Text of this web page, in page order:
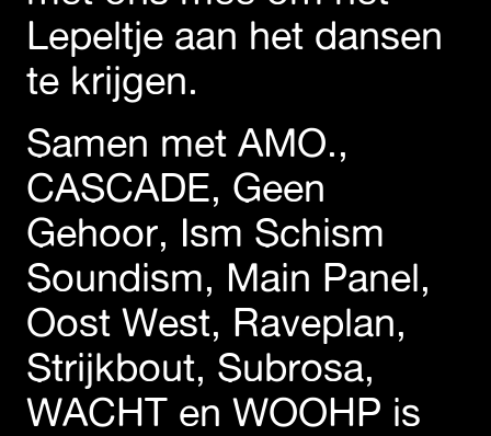
Lepeltje aan het dansen
te krijgen.
Samen met AMO.,
CASCADE, Geen
Gehoor, Ism Schism
Soundism, Main Panel,
Oost West, Raveplan,
Strijkbout, Subrosa,
WACHT en WOOHP is